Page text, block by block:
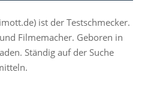
) ist der Testschmecker.
Filmemacher. Geboren in
Ständig auf der Suche